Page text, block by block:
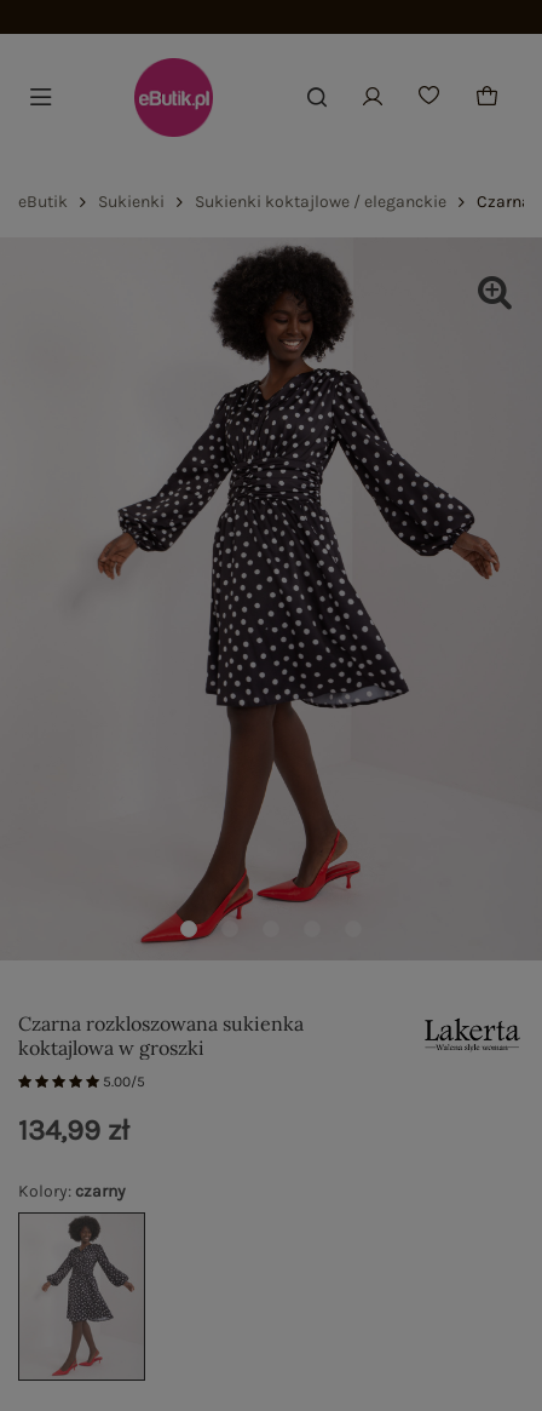
eButik Sukienki Sukienki koktajlowe / eleganckie Czarna
Czarna rozkloszowana sukienka
koktajlowa w groszki
5.00/5
Kolory: czarny
134,99 zł